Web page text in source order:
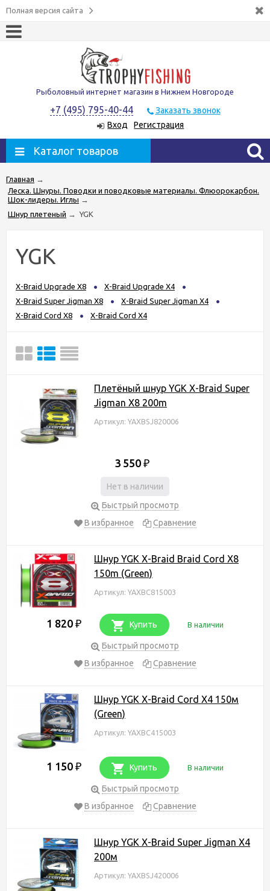
Полная версия сайта
Рыболовный интернет магазин в Нижнем Новгороде
+7 (495) 795-40-44
Заказать звонок
Вход
Регистрация
Каталог товаров
Главная
→
Леска. Шнуры. Поводки и поводковые материалы. Флюорокарбон.
Шок-лидеры. Иглы →
Шнур плетеный → YGK
YGK
X-Braid Upgrade X8
X-Braid Upgrade X4
X-Braid Super Jigman X8
X-Braid Super Jigman X4
X-Braid Cord X8
X-Braid Cord X4
Плетёный шнур YGK X-Braid Super
Jigman X8 200m
Артикул: YAXBSJ820006
3 550 ₽
Нет в наличии
Быстрый просмотр
В избранное
Сравнение
Шнур YGK X-Braid Braid Cord X8
150m (Green)
Артикул: YAXBC815003
1 820 ₽ Купить В наличии
Быстрый просмотр
В избранное
Сравнение
Шнур YGK X-Braid Cord X4 150м
(Green)
Артикул: YAXBC415003
1 150 ₽ Купить В наличии
Быстрый просмотр
В избранное
Сравнение
Шнур YGK X-Braid Super Jigman X4
200м
Артикул: YAXBSJ420006